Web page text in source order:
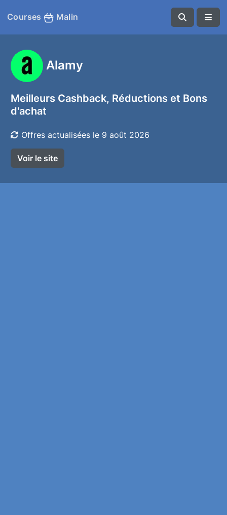
Courses Malin
Alamy
Meilleurs Cashback, Réductions et Bons
d'achat
Offres actualisées le 9 août 2026
Voir le site